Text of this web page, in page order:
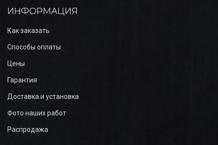
ИНФОРМАЦИЯ
Как заказать
Способы оплаты
Цены
Гарантия
Доставка и установка
Фото наших работ
Распродажа